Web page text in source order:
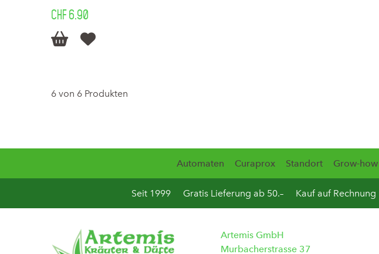
CHF 6.90
 
6 von 6 Produkten
Automaten Curaprox Standort Grow-how
Seit 1999 Gratis Lieferung ab 50.– Kauf auf Rechnung
Artemis GmbH
Murbacherstrasse 37